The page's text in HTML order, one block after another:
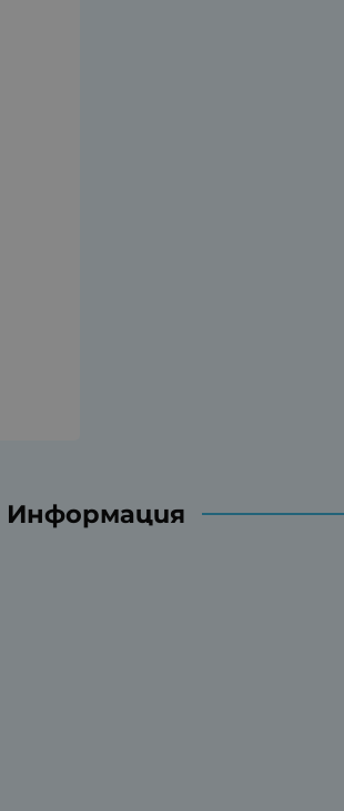
Информация